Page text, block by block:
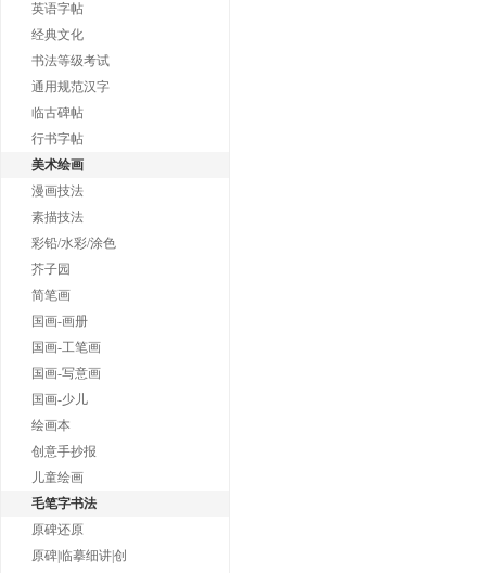
英语字帖
经典文化
书法等级考试
通用规范汉字
临古碑帖
行书字帖
美术绘画
漫画技法
素描技法
彩铅/水彩/涂色
芥子园
简笔画
国画-画册
国画-工笔画
国画-写意画
国画-少儿
绘画本
创意手抄报
儿童绘画
毛笔字书法
原碑还原
原碑|临摹细讲|创